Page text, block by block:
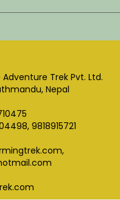
Trek Pvt. Ltd.
Nepal
9818915721